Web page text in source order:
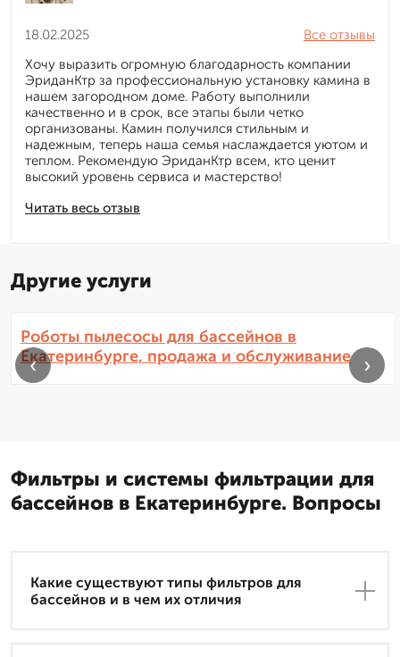
18.02.2025
Читать весь отзыв
Все отзывы
Хочу выразить огромную благодарность компании
ЭриданКтр за профессиональную установку камина в
нашем загородном доме. Работу выполнили
качественно и в срок, все этапы были четко
организованы. Камин получился стильным и
надежным, теперь наша семья наслаждается уютом и
теплом. Рекомендую ЭриданКтр всем, кто ценит
высокий уровень сервиса и мастерство!
Другие услуги
Роботы пылесосы для бассейнов в
Екатеринбурге, продажа и обслуживание
‹ ›
Фильтры и системы фильтрации для
бассейнов в Екатеринбурге. Вопросы
Какие существуют типы фильтров для
бассейнов и в чем их отличия